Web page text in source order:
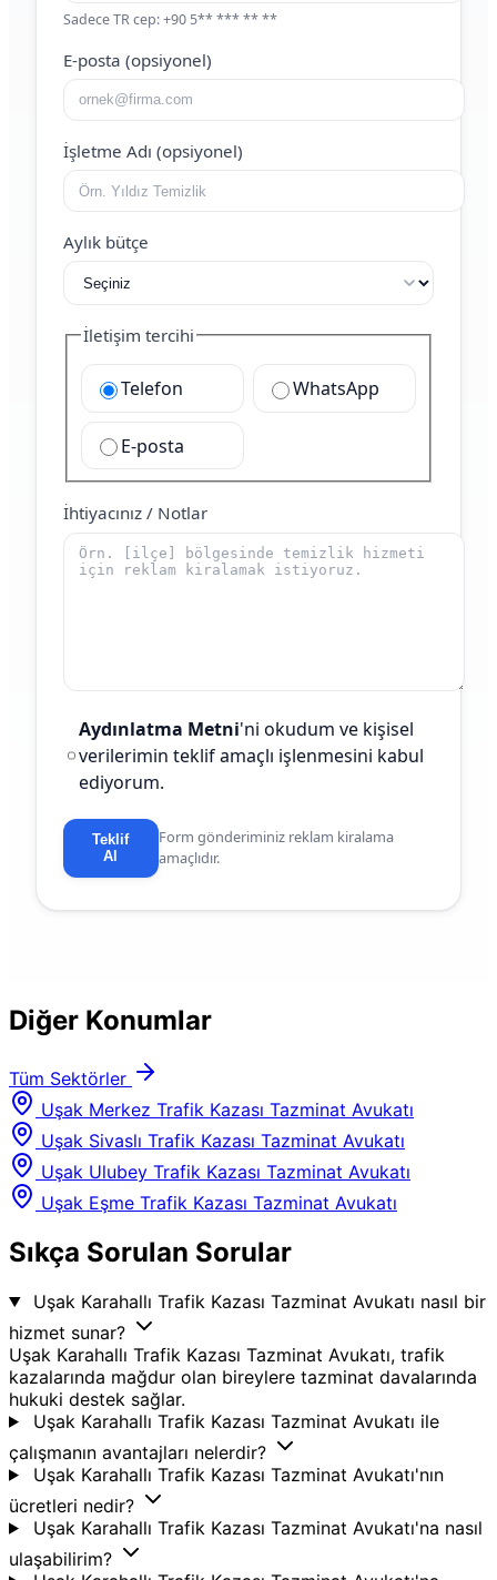
Sadece TR cep: +90 5** *** ** **
E-posta (opsiyonel)
İşletme Adı (opsiyonel)
Aylık bütçe
İletişim tercihi
Telefon WhatsApp
E-posta
İhtiyacınız / Notlar
Aydınlatma Metni'ni okudum ve kişisel
verilerimin teklif amaçlı işlenmesini kabul
ediyorum.
Teklif
Al
Form gönderiminiz reklam kiralama
amaçlıdır.
Diğer Konumlar
Tüm Sektörler
Uşak Merkez Trafik Kazası Tazminat Avukatı
Uşak Sivaslı Trafik Kazası Tazminat Avukatı
Uşak Ulubey Trafik Kazası Tazminat Avukatı
Uşak Eşme Trafik Kazası Tazminat Avukatı
Sıkça Sorulan Sorular
Uşak Karahallı Trafik Kazası Tazminat Avukatı nasıl bir
hizmet sunar?
Uşak Karahallı Trafik Kazası Tazminat Avukatı, trafik
kazalarında mağdur olan bireylere tazminat davalarında
hukuki destek sağlar.
Uşak Karahallı Trafik Kazası Tazminat Avukatı ile
çalışmanın avantajları nelerdir?
Uşak Karahallı Trafik Kazası Tazminat Avukatı'nın
ücretleri nedir?
Uşak Karahallı Trafik Kazası Tazminat Avukatı'na nasıl
ulaşabilirim?